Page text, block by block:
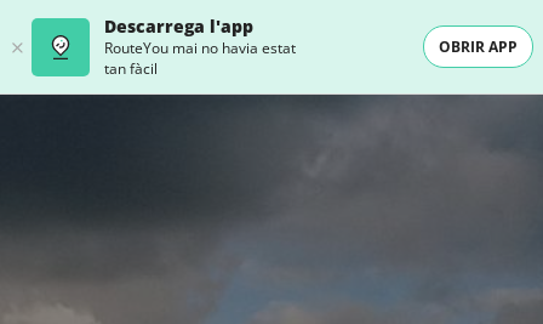
Descarrega l'app
RouteYou mai no havia estat
tan fàcil
OBRIR APP